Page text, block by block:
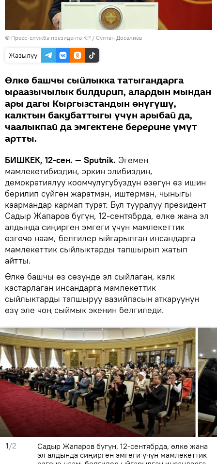
© Пресс-служба президента КР / Султан Досалиев
Жазылуу
Өлкө башчы сыйлыкка татыгандарга
ыраазычылык билдирип, алардын мындан
ары дагы Кыргызстандын өнүгүшү,
калктын бакубаттыгы үчүн арыбай да,
чаалыкпай да эмгектене берерине үмүт
артты.
БИШКЕК, 12-сен. — Sputnik. Эгемен
мамлекетибиздин, эркин элибиздин,
демократиялуу коомчулугубуздун өзөгүн өз ишин
берилип сүйгөн жаратман, иштерман, чыныгы
каармандар кармап турат. Бул тууралуу президент
Садыр Жапаров бүгүн, 12-сентябрда, өлкө жана эл
алдында сиңирген эмгеги үчүн мамлекеттик
өзгөчө наам, белгилер ыйгарылган инсандарга
мамлекеттик сыйлыктарды тапшырып жатып
айтты.
Өлкө башчы өз сөзүндө эл сыйлаган, калк
кастарлаган инсандарга мамлекеттик
сыйлыктарды тапшыруу вазийпасын аткаруунун
өзү эле чоң сыймык экенин белгиледи.
1/2
Садыр Жапаров бүгүн, 12-сентябрда, өлкө жана
эл алдында сиңирген эмгеги үчүн мамлекеттик